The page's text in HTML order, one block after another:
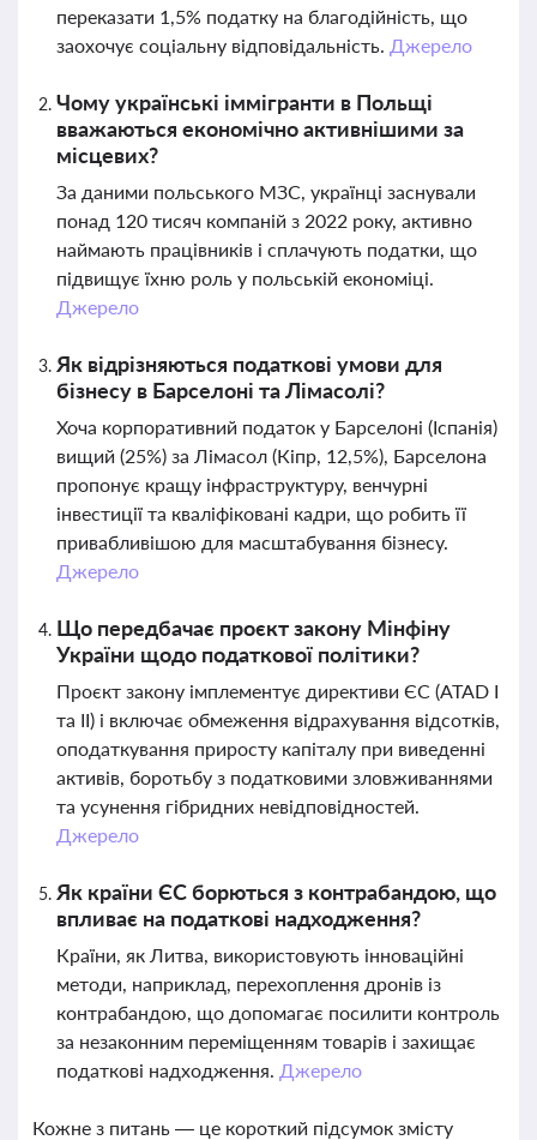
переказати 1,5% податку на благодійність, що
заохочує соціальну відповідальність. Джерело
Чому українські іммігранти в Польщі
вважаються економічно активнішими за
місцевих?
За даними польського МЗС, українці заснували
понад 120 тисяч компаній з 2022 року, активно
наймають працівників і сплачують податки, що
підвищує їхню роль у польській економіці.
Джерело
Як відрізняються податкові умови для
бізнесу в Барселоні та Лімасолі?
Хоча корпоративний податок у Барселоні (Іспанія)
вищий (25%) за Лімасол (Кіпр, 12,5%), Барселона
пропонує кращу інфраструктуру, венчурні
інвестиції та кваліфіковані кадри, що робить її
привабливішою для масштабування бізнесу.
Джерело
Що передбачає проєкт закону Мінфіну
України щодо податкової політики?
Проєкт закону імплементує директиви ЄС (ATAD I
та II) і включає обмеження відрахування відсотків,
оподаткування приросту капіталу при виведенні
активів, боротьбу з податковими зловживаннями
та усунення гібридних невідповідностей.
Джерело
Як країни ЄС борються з контрабандою, що
впливає на податкові надходження?
Країни, як Литва, використовують інноваційні
методи, наприклад, перехоплення дронів із
контрабандою, що допомагає посилити контроль
за незаконним переміщенням товарів і захищає
податкові надходження. Джерело
Кожне з питань — це короткий підсумок змісту